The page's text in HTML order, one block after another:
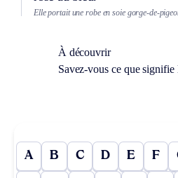
Elle portait une robe en soie gorge-de-
À découvrir
Savez-vous ce que
A B C D E F